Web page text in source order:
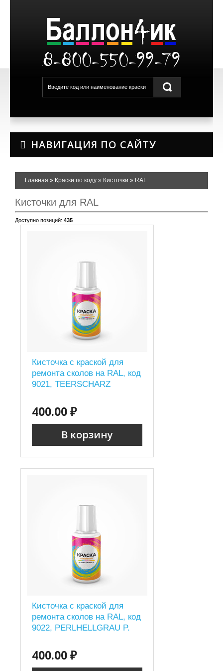
8-800-550-99-79
НАВИГАЦИЯ ПО САЙТУ
Главная » Краски по коду » Кисточки » RAL
Кисточки для RAL
Доступно позиций: 435
Кисточка с краской для
ремонта сколов на RAL, код
9021, TEERSCHARZ
400.00 ₽
В корзину
Кисточка с краской для
ремонта сколов на RAL, код
9022, PERLHELLGRAU P.
400.00 ₽